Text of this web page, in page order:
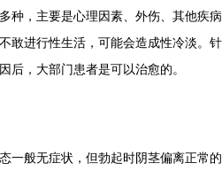
种，主要是心理因素、外伤、其他疾
敢进行性生活，可能会造成性冷淡。
后，大部门患者是可以治愈的。
般无症状，但勃起时阴茎偏离正常